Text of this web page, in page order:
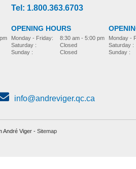
Tel: 1.800.363.6703
OPENING HOURS
Monday - Friday:
Saturday :
Sunday :
8:30 am - 5:00 pm
Closed
Closed
Monday -
Saturday :
Sunday :
info@andreviger.qc.ca
André Viger - Sitemap